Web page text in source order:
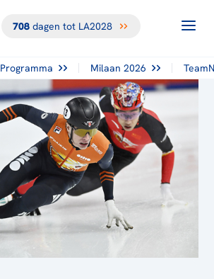
708dagen tot LA2028
Programma Milaan 2026